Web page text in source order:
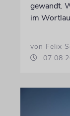
gewandt.
im
von Felix